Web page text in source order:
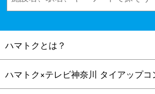
ハマトクとは？
ハマトク×テレビ神奈川 タイアップコ